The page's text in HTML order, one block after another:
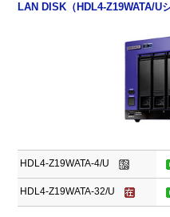
LAN DISK（HDL4-Z19WATA/U
HDL4-Z19WATA-4/U
HDL4-Z19WATA-32/U